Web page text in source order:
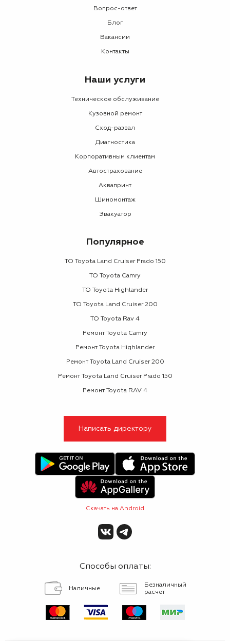
Вопрос-ответ
Блог
Вакансии
Контакты
Наши услуги
Техническое обслуживание
Кузовной ремонт
Сход-развал
Диагностика
Корпоративным клиентам
Автострахование
Аквапринт
Шиномонтаж
Эвакуатор
Популярное
ТО Toyota Land Cruiser Prado 150
ТО Toyota Camry
ТО Toyota Highlander
ТО Toyota Land Cruiser 200
ТО Toyota Rav 4
Ремонт Toyota Camry
Ремонт Toyota Highlander
Ремонт Toyota Land Cruiser 200
Ремонт Toyota Land Cruiser Prado 150
Ремонт Toyota RAV 4
Написать директору
Скачать на Android
Способы оплаты:
Наличные
Безналичный
расчет